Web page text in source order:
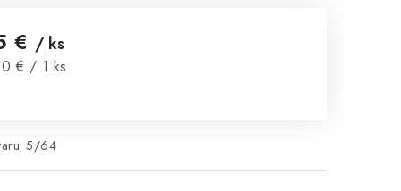
€ / ks
cena:
€ / 1 ks
5/64